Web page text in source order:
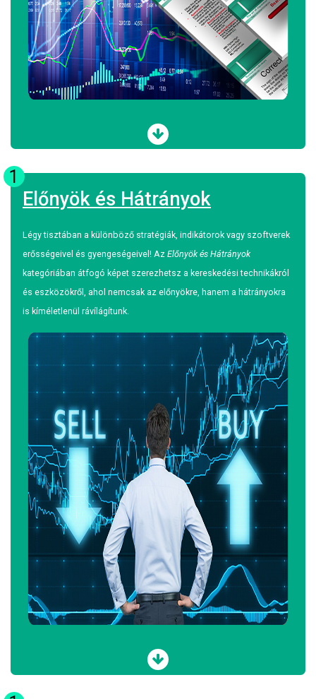
1
Előnyök és Hátrányok
Légy tisztában a különböző stratégiák, indikátorok vagy szoftverek
erősségeivel és gyengeségeivel! Az Előnyök és Hátrányok
kategóriában átfogó képet szerezhetsz a kereskedési technikákról
és eszközökről, ahol nemcsak az előnyökre, hanem a hátrányokra
is kíméletlenül rávílágítunk.